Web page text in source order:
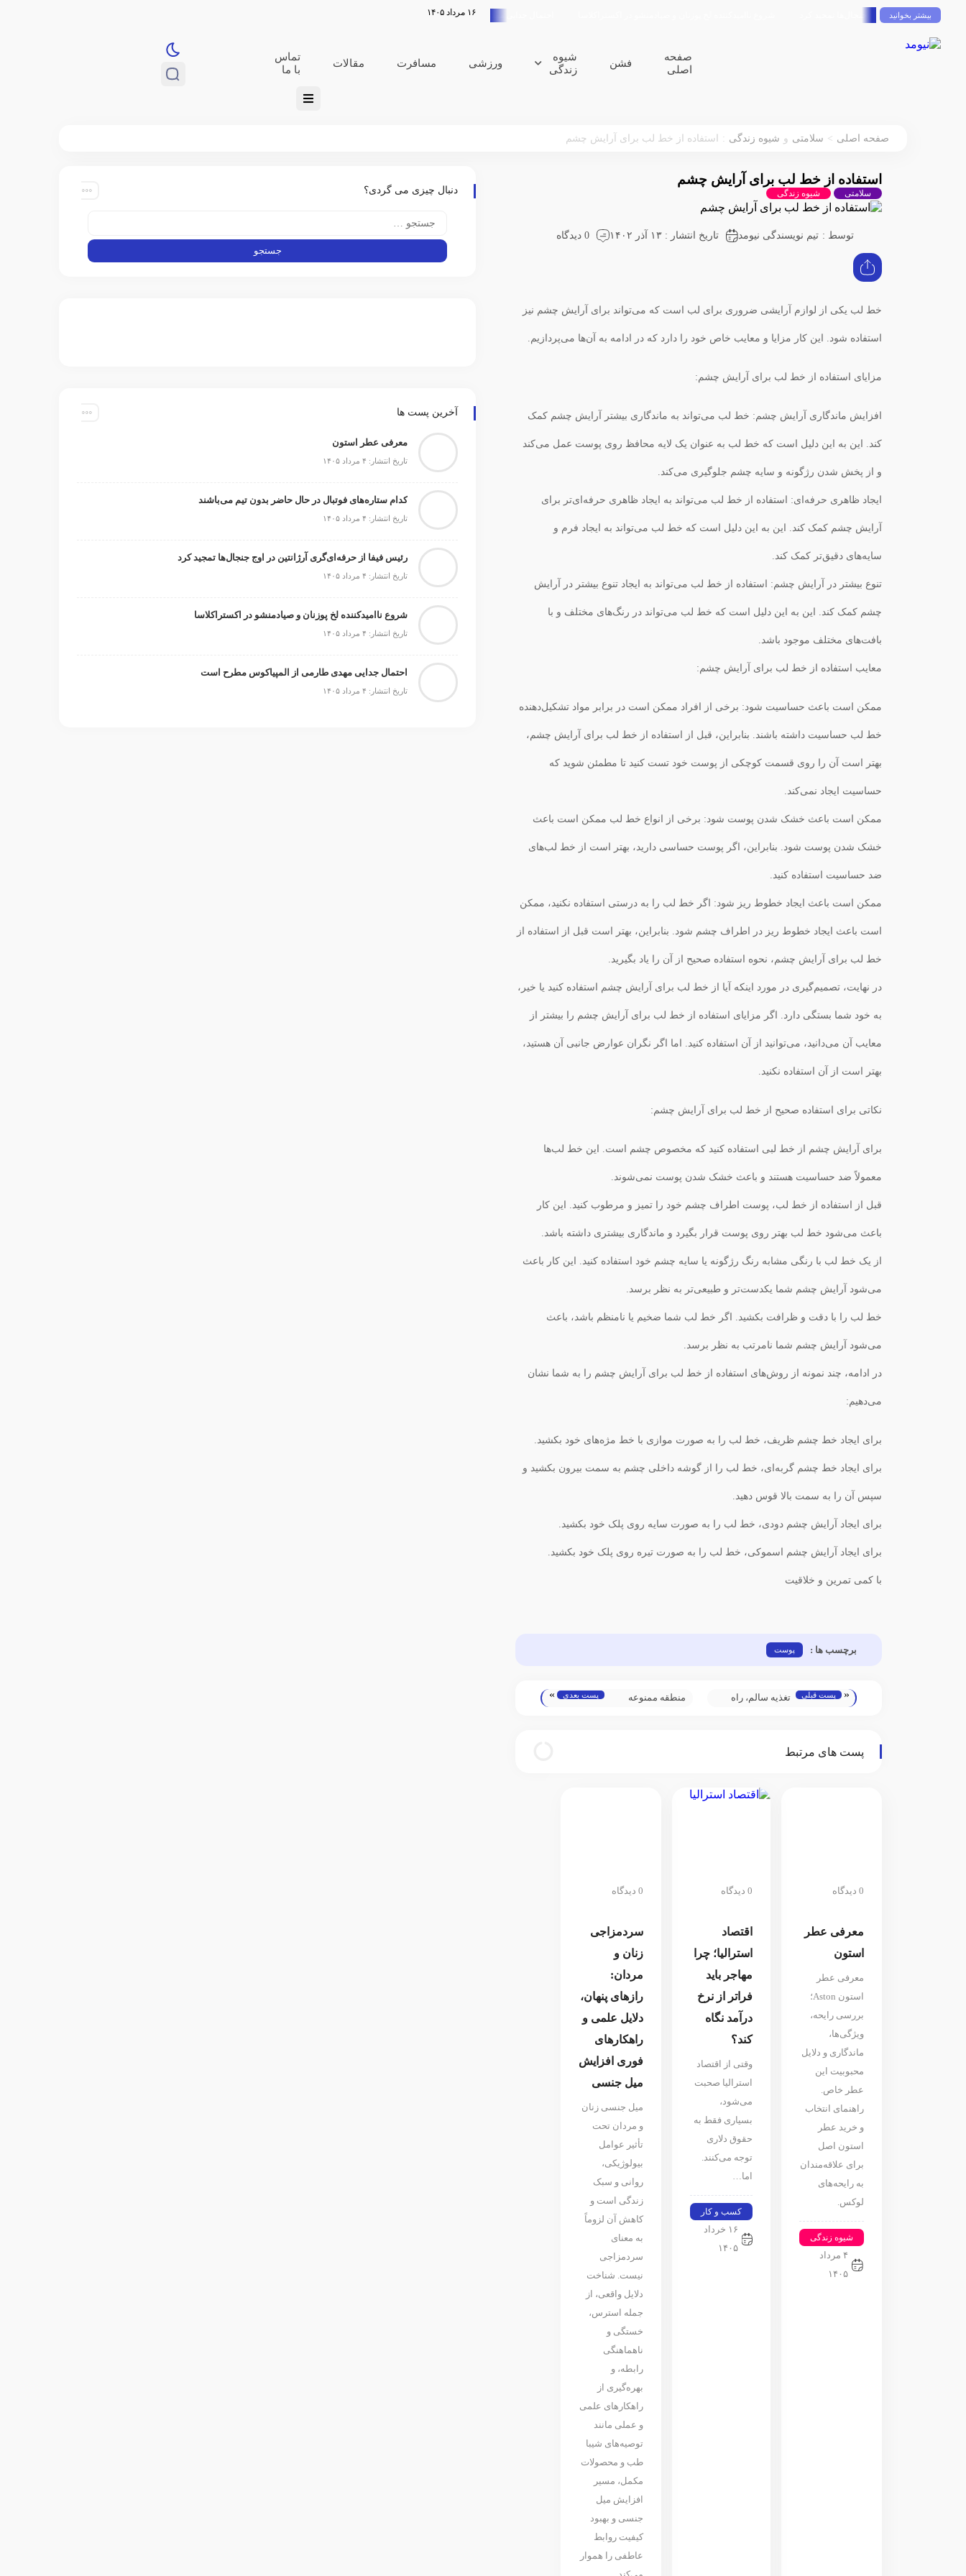
بیشتر بخوانید
آرژانتین در اوج جنجال‌ها تمجید کرد احتمال جدایی مهدی طارمی از المپیاکوس مطرح است
۱۶ مرداد ۱۴۰۵
صفحه
اصلی
فشن
شیوه
زندگی
ورزشی مسافرت مقالات
تماس
با ما
صفحه اصلی > سلامتی و شیوه زندگی : استفاده از خط لب برای آرایش چشم
استفاده از خط لب برای آرایش چشم
سلامتی شیوه زندگی
توسط : تیم نویسندگی نیومد تاریخ انتشار : ۱۳ آذر ۱۴۰۲ 0 دیدگاه
خط لب یکی از لوازم آرایشی ضروری برای لب است که می‌تواند برای آرایش چشم نیز
استفاده شود. این کار مزایا و معایب خاص خود را دارد که در ادامه به آن‌ها می‌پردازیم.
مزایای استفاده از خط لب برای آرایش چشم:
افزایش ماندگاری آرایش چشم: خط لب می‌تواند به ماندگاری بیشتر آرایش چشم کمک
کند. این به این دلیل است که خط لب به عنوان یک لایه محافظ روی پوست عمل می‌کند
و از پخش شدن رژگونه و سایه چشم جلوگیری می‌کند.
ایجاد ظاهری حرفه‌ای: استفاده از خط لب می‌تواند به ایجاد ظاهری حرفه‌ای‌تر برای
آرایش چشم کمک کند. این به این دلیل است که خط لب می‌تواند به ایجاد فرم و
سایه‌های دقیق‌تر کمک کند.
تنوع بیشتر در آرایش چشم: استفاده از خط لب می‌تواند به ایجاد تنوع بیشتر در آرایش
چشم کمک کند. این به این دلیل است که خط لب می‌تواند در رنگ‌های مختلف و با
بافت‌های مختلف موجود باشد.
معایب استفاده از خط لب برای آرایش چشم:
ممکن است باعث حساسیت شود: برخی از افراد ممکن است در برابر مواد تشکیل‌دهنده
خط لب حساسیت داشته باشند. بنابراین، قبل از استفاده از خط لب برای آرایش چشم،
بهتر است آن را روی قسمت کوچکی از پوست خود تست کنید تا مطمئن شوید که
حساسیت ایجاد نمی‌کند.
ممکن است باعث خشک شدن پوست شود: برخی از انواع خط لب ممکن است باعث
خشک شدن پوست شود. بنابراین، اگر پوست حساسی دارید، بهتر است از خط لب‌های
ضد حساسیت استفاده کنید.
ممکن است باعث ایجاد خطوط ریز شود: اگر خط لب را به درستی استفاده نکنید، ممکن
است باعث ایجاد خطوط ریز در اطراف چشم شود. بنابراین، بهتر است قبل از استفاده از
خط لب برای آرایش چشم، نحوه استفاده صحیح از آن را یاد بگیرید.
در نهایت، تصمیم‌گیری در مورد اینکه آیا از خط لب برای آرایش چشم استفاده کنید یا خیر،
به خود شما بستگی دارد. اگر مزایای استفاده از خط لب برای آرایش چشم را بیشتر از
معایب آن می‌دانید، می‌توانید از آن استفاده کنید. اما اگر نگران عوارض جانبی آن هستید،
بهتر است از آن استفاده نکنید.
نکاتی برای استفاده صحیح از خط لب برای آرایش چشم:
برای آرایش چشم از خط لبی استفاده کنید که مخصوص چشم است. این خط لب‌ها
معمولاً ضد حساسیت هستند و باعث خشک شدن پوست نمی‌شوند.
قبل از استفاده از خط لب، پوست اطراف چشم خود را تمیز و مرطوب کنید. این کار
باعث می‌شود خط لب بهتر روی پوست قرار بگیرد و ماندگاری بیشتری داشته باشد.
از یک خط لب با رنگی مشابه رنگ رژگونه یا سایه چشم خود استفاده کنید. این کار باعث
می‌شود آرایش چشم شما یکدست‌تر و طبیعی‌تر به نظر برسد.
خط لب را با دقت و ظرافت بکشید. اگر خط لب شما ضخیم یا نامنظم باشد، باعث
می‌شود آرایش چشم شما نامرتب به نظر برسد.
در ادامه، چند نمونه از روش‌های استفاده از خط لب برای آرایش چشم را به شما نشان
می‌دهیم:
برای ایجاد خط چشم ظریف، خط لب را به صورت موازی با خط مژه‌های خود بکشید.
برای ایجاد خط چشم گربه‌ای، خط لب را از گوشه داخلی چشم به سمت بیرون بکشید و
سپس آن را به سمت بالا قوس دهید.
برای ایجاد آرایش چشم دودی، خط لب را به صورت سایه روی پلک خود بکشید.
برای ایجاد آرایش چشم اسموکی، خط لب را به صورت تیره روی پلک خود بکشید.
با کمی تمرین و خلاقیت
برچسب ها : پوست
« پست قبلی
تغذیه سالم، راه
منطقه ممنوعه
پست بعدی »
پست های مرتبط
0 دیدگاه
معرفی عطر
استون
معرفی عطر
استون Aston؛
بررسی رایحه،
ویژگی‌ها،
ماندگاری و دلایل
محبوبیت این
عطر خاص.
راهنمای انتخاب
و خرید عطر
استون اصل
برای علاقه‌مندان
به رایحه‌های
لوکس.
شیوه زندگی
۴ مرداد
۱۴۰۵
0 دیدگاه
اقتصاد
استرالیا⁠؛ چرا
مهاجر باید
فراتر از نرخ
درآمد نگاه
کند⁠؟‏
وقتی از اقتصاد
استرالیا صحبت
می‌شود⁠،
بسیاری فقط به
حقوق دلاری
توجه می‌کنند⁠.‏
اما…
کسب و کار
۱۶ خرداد
۱۴۰۵
0 دیدگاه
سردمزاجی
زنان و
مردان:
رازهای پنهان،
دلایل علمی و
راهکارهای
فوری افزایش
میل جنسی
میل جنسی زنان
و مردان تحت
تأثیر عوامل
بیولوژیکی،
روانی و سبک
زندگی است و
کاهش آن لزوماً
به معنای
سردمزاجی
نیست. شناخت
دلایل واقعی، از
جمله استرس،
خستگی و
ناهماهنگی
رابطه، و
بهره‌گیری از
راهکارهای علمی
و عملی مانند
توصیه‌های شیبا
طب و محصولات
مکمل، مسیر
افزایش میل
جنسی و بهبود
کیفیت روابط
عاطفی را هموار
دنبال چیزی می گردی؟
آخرین پست ها
معرفی عطر استون
تاریخ انتشار: ۴ مرداد ۱۴۰۵
کدام ستاره‌های فوتبال در حال حاضر بدون تیم می‌باشند
تاریخ انتشار: ۴ مرداد ۱۴۰۵
رئیس فیفا از حرفه‌ای‌گری آرژانتین در اوج جنجال‌ها تمجید کرد
تاریخ انتشار: ۴ مرداد ۱۴۰۵
شروع ناامیدکننده لخ پوزنان و صیادمنشو در اکستراکلاسا
تاریخ انتشار: ۴ مرداد ۱۴۰۵
احتمال جدایی مهدی طارمی از المپیاکوس مطرح است
تاریخ انتشار: ۴ مرداد ۱۴۰۵